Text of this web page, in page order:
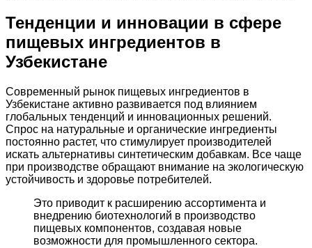
Тенденции и инновации в сфере
пищевых ингредиентов в
Узбекистане
Современный рынок пищевых ингредиентов в
Узбекистане активно развивается под влиянием
глобальных тенденций и инновационных решений.
Спрос на натуральные и органические ингредиенты
постоянно растет, что стимулирует производителей
искать альтернативы синтетическим добавкам. Все чаще
при производстве обращают внимание на экологическую
устойчивость и здоровье потребителей.
Это приводит к расширению ассортимента и
внедрению биотехнологий в производство
пищевых компонентов, создавая новые
возможности для промышленного сектора.